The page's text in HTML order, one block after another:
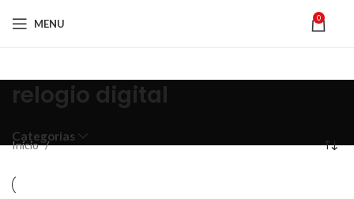
MENU 0
relogio digital
Categorias
Início